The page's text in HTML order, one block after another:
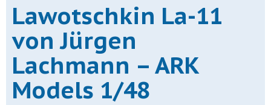
Lawotschkin La-11
von Jürgen
Lachmann – ARK
Models 1/48